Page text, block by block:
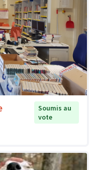
Soumis au
vote